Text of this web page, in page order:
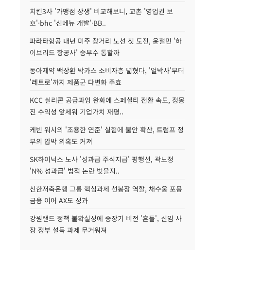
치킨3사 '가맹점 상생' 비교해보니, 교촌 '영업권 보
호'·bhc '신메뉴 개발'·BB..
파라타항공 내년 미주 장거리 노선 첫 도전, 윤철민 '하
이브리드 항공사' 승부수 통할까
동아제약 백상환 박카스 소비자층 넓혔다, '얼박사'부터
'레트로'까지 제품군 다변화 주효
KCC 실리콘 공급과잉 완화에 스페셜티 전환 속도, 정몽
진 수익성 앞세워 기업가치 재평..
케빈 워시의 '조용한 연준' 실험에 불안 확산, 트럼프 정
부의 압박 의혹도 커져
SK하이닉스 노사 '성과급 주식지급' 평행선, 곽노정
'N% 성과급' 법적 논란 벗을지..
신한저축은행 그룹 핵심과제 선봉장 역할, 채수웅 포용
금융 이어 AX도 성과
강원랜드 정책 불확실성에 중장기 비전 '흔들', 신임 사
장 정부 설득 과제 무거워져